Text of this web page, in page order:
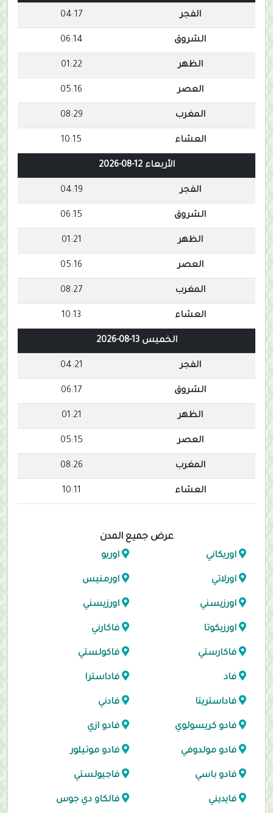
الفجر 04:17
الشروق 06:14
الظهر 01:22
العصر 05:16
المغرب 08:29
العشاء 10:15
الأربعاء 12-08-2026
الفجر 04:19
الشروق 06:15
الظهر 01:21
العصر 05:16
المغرب 08:27
العشاء 10:13
الخميس 13-08-2026
الفجر 04:21
الشروق 06:17
الظهر 01:21
العصر 05:15
المغرب 08:26
العشاء 10:11
عرض جميع المدن
اوريكاني اوريو
اورلاتي اورمنيس
اورزيسني اورزيسني
اورزيكوتا فاكارني
فاكارستي فاكولستي
فاد فاداسترا
فاداستريتا فادني
فادو كريسولوي فادو ازي
فادو مولدوفي فادو موتيلور
فادو باسي فاجيولستي
فايديني فالكاو دي جوس